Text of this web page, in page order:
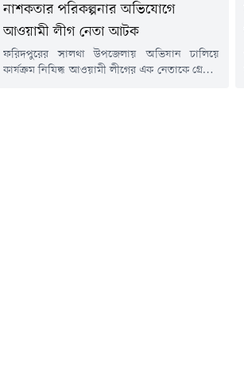
নাশকতার পরিকল্পনার অভিযোগে
আওয়ামী লীগ নেতা আটক
ফরিদপুরের সালথা উপজেলায় অভিযান চালিয়ে
কার্যক্রম নিষিদ্ধ আওয়ামী লীগের এক নেতাকে গ্রেপ্তার